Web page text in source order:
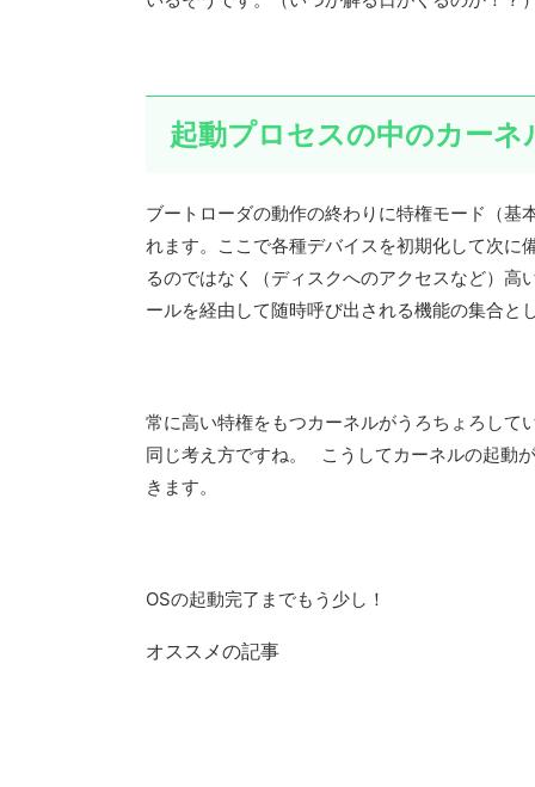
起動プロセスの中のカーネ
ブートローダの動作の終わりに特権モード（
れます。ここで各種デバイスを初期化して次
るのではなく（ディスクへのアクセスなど）
ールを経由して随時呼び出される機能の集合と
常に高い特権をもつカーネルがうろちょろし
同じ考え方ですね。 こうしてカーネルの起動
きます。
OSの起動完了までもう少し！
オススメの記事